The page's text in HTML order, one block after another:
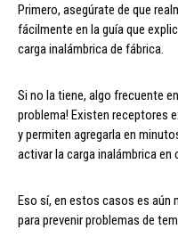
Primero, asegúrate de que
fácilmente en la guía que
carga inalámbrica de fábrica.
Si no la tiene, algo frecuente
problema! Existen receptores
y permiten agregarla en
activar la carga inalámbrica en
Eso sí, en estos casos es aún
para prevenir problemas de